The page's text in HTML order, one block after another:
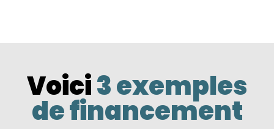
Voici3 exemples
de financement